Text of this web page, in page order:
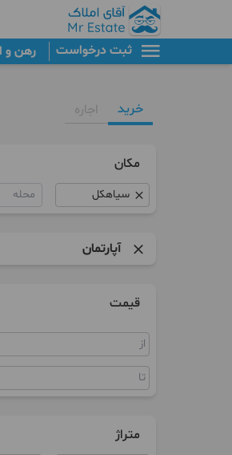
ثبت درخواست رهن و
خرید اجاره
مکان
محله
آپارتمان
برج
کلنگی
زمین
قیمت
متراژ